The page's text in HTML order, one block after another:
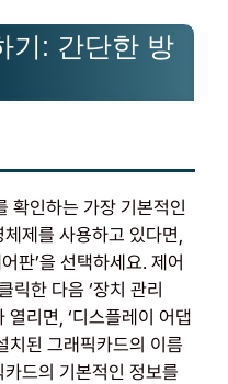
기: 간단한 방
확인하는 가장 기본적인
제를 사용하고 있다면,
판’을 선택하세요. 제어
릭한 다음 ‘장치 관리
열리면, ‘디스플레이 어댑
치된 그래픽카드의 이름
드의 기본적인 정보를